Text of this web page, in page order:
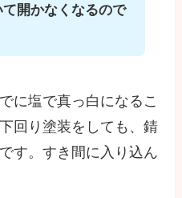
開かなくなるので
に塩で真っ白になるこ
回り塗装をしても、錆
す。すき間に入り込ん